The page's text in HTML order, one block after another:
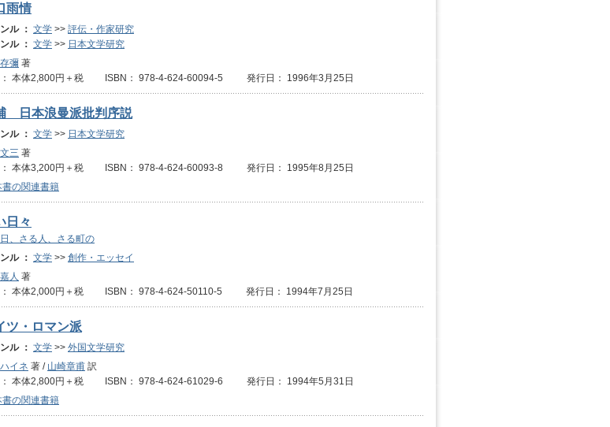
雨情
ル ： 文学 >> 評伝・作家研究
ル ： 文学 >> 日本文学研究
彌 著
： 本体2,800円＋税 ISBN： 978-4-624-60094-5 発行日： 1996年3月25日
日本浪曼派批判序説
ル ： 文学 >> 日本文学研究
三 著
： 本体3,200円＋税 ISBN： 978-4-624-60093-8 発行日： 1995年8月25日
書の関連書籍
日々
、さる人、さる町の
ル ： 文学 >> 創作・エッセイ
人 著
： 本体2,000円＋税 ISBN： 978-4-624-50110-5 発行日： 1994年7月25日
ツ・ロマン派
ル ： 文学 >> 外国文学研究
イネ 著 / 山崎章甫 訳
： 本体2,800円＋税 ISBN： 978-4-624-61029-6 発行日： 1994年5月31日
書の関連書籍